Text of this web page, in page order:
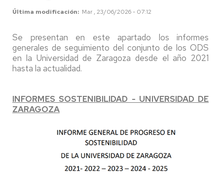
Última modificación Mar , 23/06/2026 - 07:12
Se presentan en este apartado los informes
generales de seguimiento del conjunto de los ODS
en la Universidad de Zaragoza desde el año 2021
hasta la actualidad.
INFORMES SOSTENIBILIDAD - UNIVERSIDAD DE
ZARAGOZA